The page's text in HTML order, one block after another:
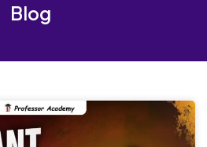
Blog